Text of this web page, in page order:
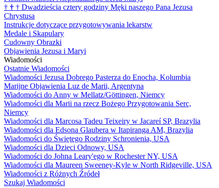
† † † Dwadzieścia cztery godziny Męki naszego Pana Jezusa
Chrystusa
Instrukcje dotyczące przygotowywania lekarstw
Medale i Skapulary
Cudowny Obrazki
Objawienia Jezusa i Maryi
Wiadomości
Ostatnie Wiadomości
Wiadomości Jezusa Dobrego Pasterza do Enocha, Kolumbia
Marijne Objawienia Luz de Marii, Argentyna
Wiadomości do Anny w Mellatz/Göttingen, Niemcy
Wiadomości dla Marii na rzecz Bożego Przygotowania Serc,
Niemcy
Wiadomości dla Marcosa Tadeu Teixeiry w Jacareí SP, Brazylia
Wiadomości dla Edsona Glaubera w Itapiranga AM, Brazylia
Wiadomości do Świętego Rodziny Schronienia, USA
Wiadomości dla Dzieci Odnowy, USA
Wiadomości do Johna Leary'ego w Rochester NY, USA
Wiadomości dla Maureen Sweeney-Kyle w North Ridgeville, USA
Wiadomości z Różnych Źródeł
Szukaj Wiadomości